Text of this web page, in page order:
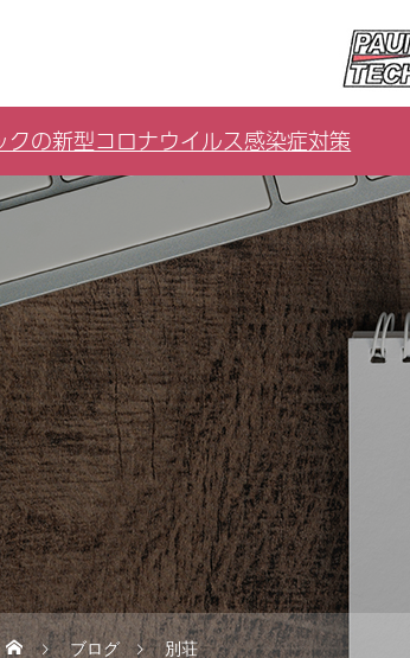
クの新型コロナウイルス感染症対策
ブログ 別荘